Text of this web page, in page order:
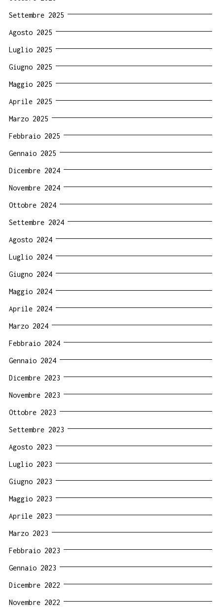
Settembre 2025
Agosto 2025
Luglio 2025
Giugno 2025
Maggio 2025
Aprile 2025
Marzo 2025
Febbraio 2025
Gennaio 2025
Dicembre 2024
Novembre 2024
Ottobre 2024
Settembre 2024
Agosto 2024
Luglio 2024
Giugno 2024
Maggio 2024
Aprile 2024
Marzo 2024
Febbraio 2024
Gennaio 2024
Dicembre 2023
Novembre 2023
Ottobre 2023
Settembre 2023
Agosto 2023
Luglio 2023
Giugno 2023
Maggio 2023
Aprile 2023
Marzo 2023
Febbraio 2023
Gennaio 2023
Dicembre 2022
Novembre 2022